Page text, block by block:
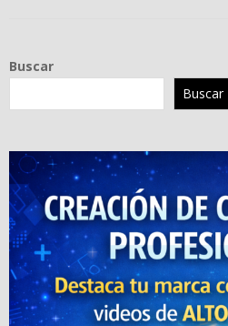
Buscar
Buscar